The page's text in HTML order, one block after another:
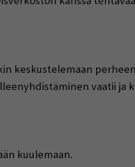
keskustelemaan
vaatii ja
kuulemaan.